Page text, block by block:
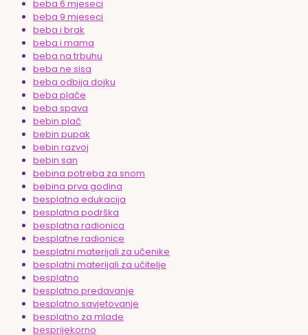
beba 6 mjeseci
beba 9 mjeseci
beba i brak
beba i mama
beba na trbuhu
beba ne sisa
beba odbija dojku
beba plače
beba spava
bebin plač
bebin pupak
bebin razvoj
bebin san
bebina potreba za snom
bebina prva godina
besplatna edukacija
besplatna podrška
besplatna radionica
besplatne radionice
besplatni materijali za učenike
besplatni materijali za učitelje
besplatno
besplatno predavanje
besplatno savjetovanje
besplatno za mlade
besprijekorno